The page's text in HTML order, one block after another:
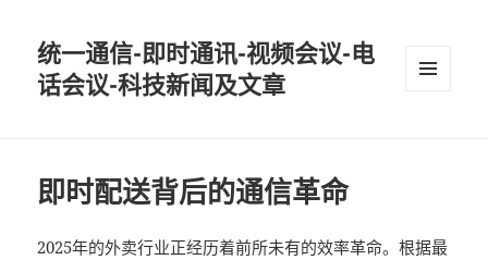
统一通信-即时通讯-视频会议-电
话会议-科技新闻及文章
即时配送背后的通信革命
2025年的外卖行业正经历着前所未有的效率革命。根据最